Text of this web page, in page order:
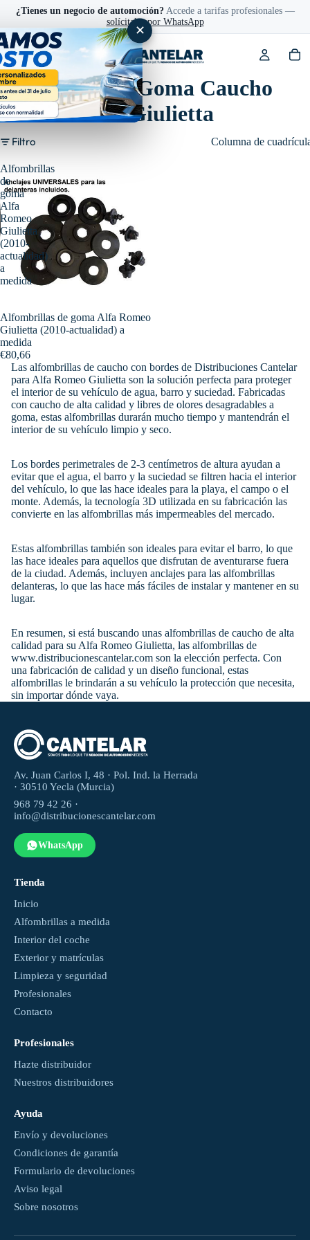
¿Tienes un negocio de automoción?Accede a tarifas profesionales —
solícitalas por WhatsApp
✕
Alfombrillas Goma Caucho
Alfa Romeo Giulietta
Filtro Columna de
Alfombrillas
de
goma
Alfa
Romeo
Giulietta
(2010-
actualidad)
a
medida
Alfombrillas de goma Alfa Romeo
Giulietta (2010-actualidad) a
medida
€80,66
Las alfombrillas de caucho con bordes de Distribuciones Cantelar
para Alfa Romeo Giulietta son la solución perfecta para proteger
el interior de su vehículo de agua, barro y suciedad. Fabricadas
con caucho de alta calidad y libres de olores desagradables a
goma, estas alfombrillas durarán mucho tiempo y mantendrán el
interior de su vehículo limpio y seco.
Los bordes perimetrales de 2-3 centímetros de altura ayudan a
evitar que el agua, el barro y la suciedad se filtren hacia el interior
del vehículo, lo que las hace ideales para la playa, el campo o el
monte. Además, la tecnología 3D utilizada en su fabricación las
convierte en las alfombrillas más impermeables del mercado.
Estas alfombrillas también son ideales para evitar el barro, lo que
las hace ideales para aquellos que disfrutan de aventurarse fuera
de la ciudad. Además, incluyen anclajes para las alfombrillas
delanteras, lo que las hace más fáciles de instalar y mantener en su
lugar.
En resumen, si está buscando unas alfombrillas de caucho de alta
calidad para su Alfa Romeo Giulietta, las alfombrillas de
www.distribucionescantelar.com son la elección perfecta. Con
una fabricación de calidad y un diseño funcional, estas
alfombrillas le brindarán a su vehículo la protección que necesita,
sin importar dónde vaya.
Av. Juan Carlos I, 48 · Pol. Ind. la Herrada
· 30510 Yecla (Murcia)
968 79 42 26 ·
info@distribucionescantelar.com
WhatsApp
Tienda
Inicio
Alfombrillas a medida
Interior del coche
Exterior y matrículas
Limpieza y seguridad
Profesionales
Contacto
Profesionales
Hazte distribuidor
Nuestros distribuidores
Ayuda
Envío y devoluciones
Condiciones de garantía
Formulario de devoluciones
Aviso legal
Sobre nosotros